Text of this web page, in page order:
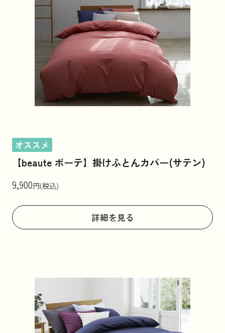
オススメ
【beaute ボーテ】掛けふとんカバー(サテン)
9,900円(税込)
詳細を見る